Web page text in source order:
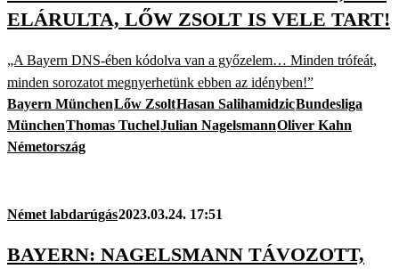
ELÁRULTA, LŐW ZSOLT IS VELE TART!
„A Bayern DNS-ében kódolva van a győzelem… Minden trófeát,
minden sorozatot megnyerhetünk ebben az idényben!”
Bayern MünchenLőw ZsoltHasan SalihamidzicBundesliga
MünchenThomas TuchelJulian NagelsmannOliver Kahn
Németország
Német labdarúgás2023.03.24. 17:51
BAYERN: NAGELSMANN TÁVOZOTT,